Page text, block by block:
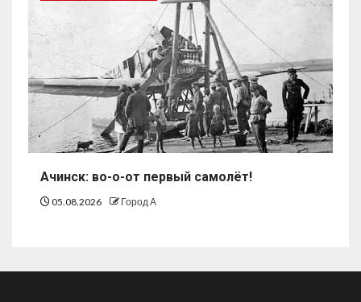
Ачинск: во-о-от первый самолёт!
05.08.2026 Город А